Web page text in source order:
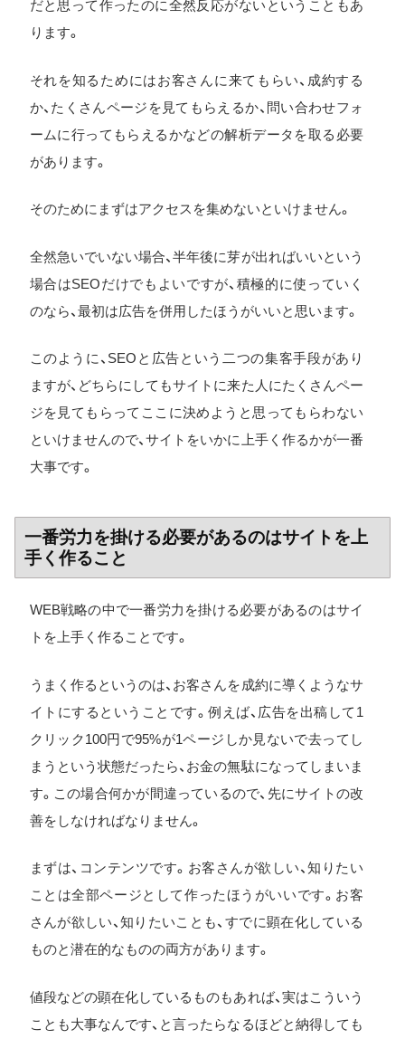
だと思って作ったのに全然反応がないということもあ
ります。
それを知るためにはお客さんに来てもらい、成約する
か、たくさんページを見てもらえるか、問い合わせフォ
ームに行ってもらえるかなどの解析データを取る必要
があります。
そのためにまずはアクセスを集めないといけません。
全然急いでいない場合、半年後に芽が出ればいいという
場合はSEOだけでもよいですが、積極的に使っていく
のなら、最初は広告を併用したほうがいいと思います。
このように、SEOと広告という二つの集客手段があり
ますが、どちらにしてもサイトに来た人にたくさんペー
ジを見てもらってここに決めようと思ってもらわない
といけませんので、サイトをいかに上手く作るかが一番
大事です。
一番労力を掛ける必要があるのはサイトを上
手く作ること
WEB戦略の中で一番労力を掛ける必要があるのはサイ
トを上手く作ることです。
うまく作るというのは、お客さんを成約に導くようなサ
イトにするということです。例えば、広告を出稿して1
クリック100円で95%が1ページしか見ないで去ってし
まうという状態だったら、お金の無駄になってしまいま
す。この場合何かが間違っているので、先にサイトの改
善をしなければなりません。
まずは、コンテンツです。お客さんが欲しい、知りたい
ことは全部ページとして作ったほうがいいです。お客
さんが欲しい、知りたいことも、すでに顕在化している
ものと潜在的なものの両方があります。
値段などの顕在化しているものもあれば、実はこういう
ことも大事なんです、と言ったらなるほどと納得しても